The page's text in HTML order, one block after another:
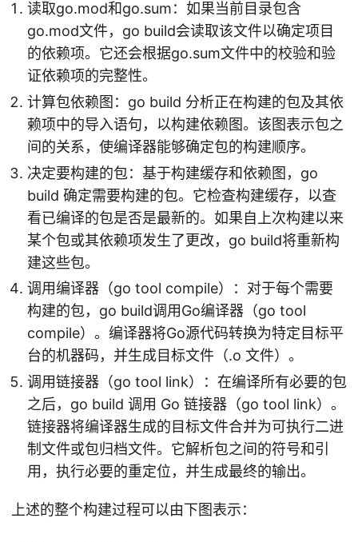
读取go.mod和go.sum：如果当前目录包含
go.mod文件，go build会读取该文件以确定项目
的依赖项。它还会根据go.sum文件中的校验和验
证依赖项的完整性。
计算包依赖图：go build 分析正在构建的包及其依
赖项中的导入语句，以构建依赖图。该图表示包之
间的关系，使编译器能够确定包的构建顺序。
决定要构建的包：基于构建缓存和依赖图，go
build 确定需要构建的包。它检查构建缓存，以查
看已编译的包是否是最新的。如果自上次构建以来
某个包或其依赖项发生了更改，go build将重新构
建这些包。
调用编译器（go tool compile）：对于每个需要
构建的包，go build调用Go编译器（go tool
compile）。编译器将Go源代码转换为特定目标平
台的机器码，并生成目标文件（.o 文件）。
调用链接器（go tool link）：在编译所有必要的包
之后，go build 调用 Go 链接器（go tool link）。
链接器将编译器生成的目标文件合并为可执行二进
制文件或包归档文件。它解析包之间的符号和引
用，执行必要的重定位，并生成最终的输出。
上述的整个构建过程可以由下图表示：